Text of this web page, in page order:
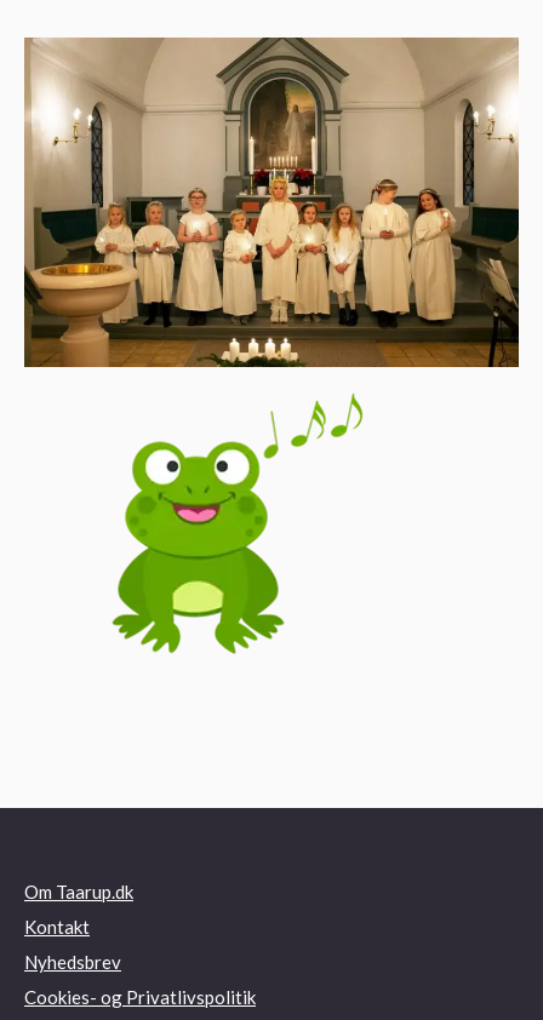
Om Taarup.dk
Kontakt
Nyhedsbrev
Cookies- og Privatlivspolitik